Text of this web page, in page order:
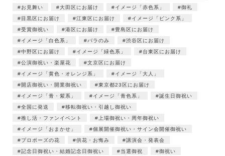
お見舞い
大田区にお届け イメージ「赤色系」
御礼
目黒区にお届け
江東区にお届け
イメージ「ピンク系」
受賞御祝い
港区にお届け
豊島区にお届け
イメージ「白色系」
バラのみ
渋谷区にお届け
中野区にお届け
イメージ「緑色系」
台東区にお届け
公演御祝い・楽屋花
文京区にお届け
イメージ「黄色・オレンジ系」
イメージ「大人」
開店御祝い・開業御祝い
東京都23区にお届け
イメージ「青・紫系」
イメージ「青色系」
誕生日御祝い
全国に発送
移転御祝い・引越し御祝い
推し活・ファンイベント
上場御祝い・周年御祝い
イメージ「おまかせ」
個展開催御祝い・サイン会開催御祝い
プロポーズの花
供花・お悔み
講演会・発表会
記念日御祝い・結婚記念日御祝い
当選御祝
御祝い